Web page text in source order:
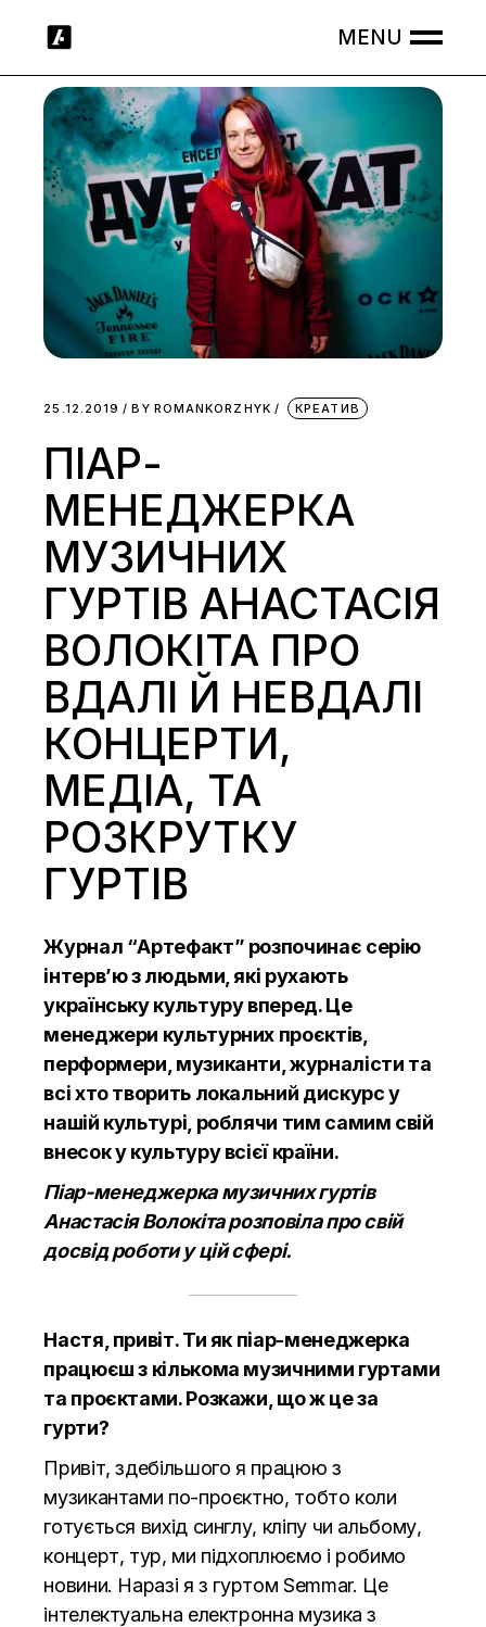
25.12.2019 BY ROMANKORZHYK КРЕАТИВ
ПІАР-
МЕНЕДЖЕРКА
МУЗИЧНИХ
ГУРТІВ АНАСТАСІЯ
ВОЛОКІТА ПРО
ВДАЛІ Й НЕВДАЛІ
КОНЦЕРТИ,
МЕДІА, ТА
РОЗКРУТКУ
ГУРТІВ
Журнал “Артефакт” розпочинає серію
інтерв’ю з людьми, які рухають
українську культуру вперед. Це
менеджери культурних проєктів,
перформери, музиканти, журналісти та
всі хто творить локальний дискурс у
нашій культурі, роблячи тим самим свій
внесок у культуру всієї країни.
Піар-менеджерка музичних гуртів
Анастасія Волокіта розповіла про свій
досвід роботи у цій сфері.
Настя, привіт. Ти як піар-менеджерка
працюєш з кількома музичними гуртами
та проєктами. Розкажи, що ж це за
гурти?
Привіт, здебільшого я працюю з
музикантами по-проєктно, тобто коли
готується вихід синглу, кліпу чи альбому,
концерт, тур, ми підхоплюємо і робимо
новини. Наразі я з гуртом Semmar. Це
інтелектуальна електронна музика з